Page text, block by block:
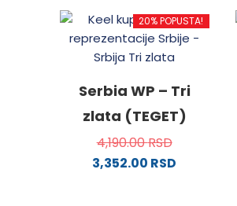
20% POPUSTA!
Serbia WP – Tri
zlata (TEGET)
4,190.00RSD
3,352.00 RSD